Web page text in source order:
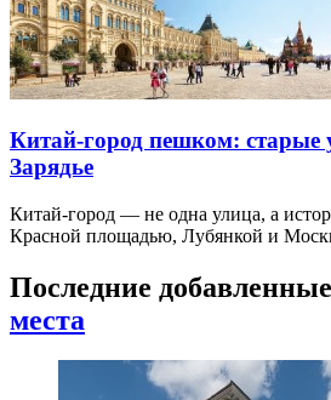
Китай-город пешком:
Зарядье
Китай-город — не одна улица, а
Красной площадью, Лубянкой и
Последние добавленные
места